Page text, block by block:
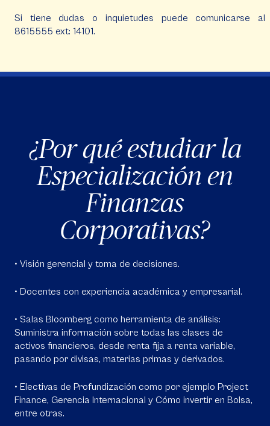
Si tiene dudas o inquietudes puede comunicarse al
8615555 ext: 14101.
¿Por qué estudiar la
Especialización en
Finanzas
Corporativas?
• Visión gerencial y toma de decisiones.
• Docentes con experiencia académica y empresarial.
• Salas Bloomberg como herramienta de análisis:
Suministra información sobre todas las clases de
activos financieros, desde renta fija a renta variable,
pasando por divisas, materias primas y derivados.
• Electivas de Profundización como por ejemplo Project
Finance, Gerencia Internacional y Cómo invertir en Bolsa,
entre otras.